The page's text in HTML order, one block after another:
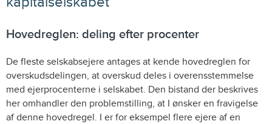
Hovedreglen: deling efter procenter
De fleste selskabsejere antages at kende hovedreglen for
overskudsdelingen, at overskud deles i overensstemmelse
med ejerprocenterne i selskabet. Den bistand der beskrives
her omhandler den problemstilling, at I ønsker en fravigelse
af denne hovedregel. I er for eksempel flere ejere af en